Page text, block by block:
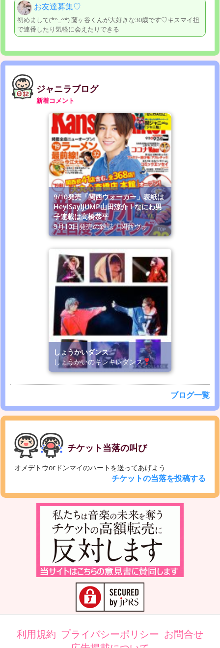
お友達募集♡
初めまして(*^_^*) 藤ヶ谷くんが大好きな30歳です♡キスマイ担
で連番したり気軽に会えたりできる
ジャニラブログ
新着コメント
9/10発売「関西ウォーカー」表紙は
Hey!Say!JUMP山田涼介！なにわ男
子連載は高橋恭平
9月10日発売の雑誌「関西ウォ
しょうかいダンス
しょうかいのキレキレダンス
ブログ一覧
チケット当落の叫び
オメデトウorドンマイのハートを送ってあげよう
チケットの当落を投稿する
利用規約 プライバシーポリシー お問合せ